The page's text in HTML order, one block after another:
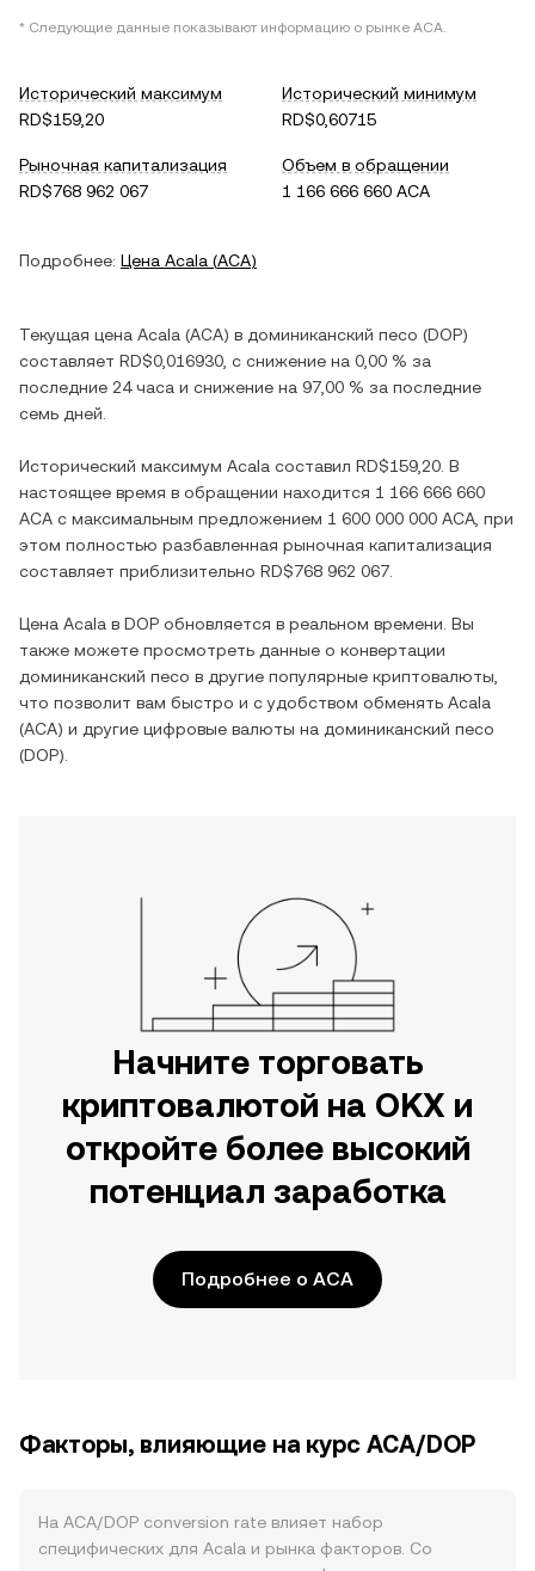
* Следующие данные показывают информацию о рынке ACA.
Исторический максимум
RD$159,20
Исторический минимум
RD$0,60715
Рыночная капитализация
RD$768 962 067
Объем в обращении
1 166 666 660 ACA
Подробнее: Цена Acala (ACA)
Текущая цена Acala (ACA) в доминиканский песо (DOP)
составляет RD$0,016930 , c снижение на 0,00 % за
последние 24 часа и снижение на 97,00 % за последние
семь дней.
Исторический максимум Acala составил RD$159,20 . В
настоящее время в обращении находится 1 166 666 660
ACA с максимальным предложением 1 600 000 000 ACA , при
этом полностью разбавленная рыночная капитализация
составляет приблизительно RD$768 962 067
Цена Acala в DOP обновляется в реальном времени. Вы
также можете просмотреть данные о конвертации
доминиканский песо в другие популярные криптовалюты,
что позволит вам быстро и с удобством обменять Acala
(ACA) и другие цифровые валюты на доминиканский песо
(DOP).
Начните торговать
криптовалютой на OKX и
откройте более высокий
потенциал заработка
Подробнее о ACA
Факторы, влияющие на курс ACA/DOP
На ACA/DOP conversion rate влияет набор
специфических для Acala и рынка факторов. Со